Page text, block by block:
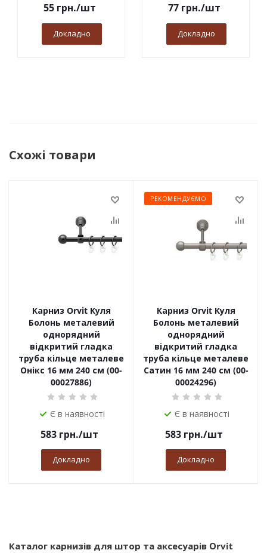
55грн./шт
Докладно
77грн./шт
Докладно
Схожі товари
Карниз Orvit Куля
Болонь металевий
однорядний
відкритий гладка
труба кільце металеве
Онікс 16 мм 240 см (00-
00027886)
Є в наявності
583грн./шт
Докладно
РЕКОМЕНДУЄМО
Карниз Orvit Куля
Болонь металевий
однорядний
відкритий гладка
труба кільце металеве
Сатин 16 мм 240 см (00-
00024296)
Є в наявності
583грн./шт
Докладно
Каталог карнизів для штор та аксесуарів Orvit